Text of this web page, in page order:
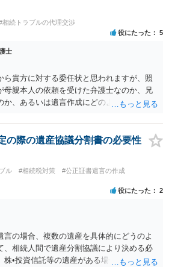
相続トラブルの代理交渉
役にたった 5
士
ら貴方に対する委任状と思われますが、照
母親本人の依頼を受けた弁護士なのか、兄
か、あるいは遺言作成にどのような立場で
弁護士が母親本人から依頼を受けているの
る報告義務が問題となります。母親が貴方
ており、委任状の内容にも、弁護士との連
言の作成有無や控えの確認等が含まれてい
状況等の説明を求める余地はあります。
頼を受けた弁護士である場合には、兄の
は限りません。また、親族間で利害対立が
秘義務や本人意思確認の観点から、委任状
開示しないこともあり得ます。 公正証書
でも、生前にその存在や内容を誰に開示す
本人の意思による問題です。まずは、母親
の際の遺産協議分割書の必要性
ル #相続税対策
#公正証書遺言の作成
役にたった 2
の場合、複数の遺産を具体的にどうのよ
、相続人間で遺産分割協議により決める必
株•投資信託等の遺産がある場合に、どの遺